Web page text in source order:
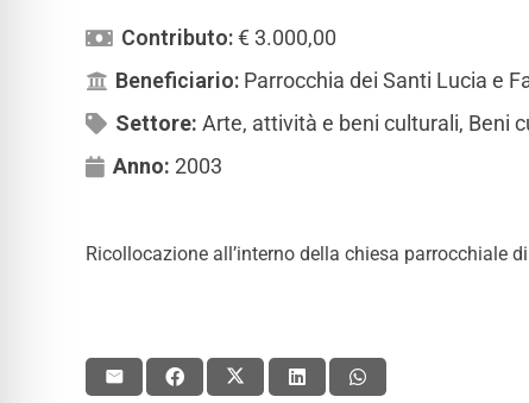
Contributo:€ 3.000,00
Beneficiario: Parrocchia dei Santi Lucia e
Settore: Arte, attività e beni culturali, Beni
Anno: 2003
Ricollocazione all’interno della chiesa parrocchiale